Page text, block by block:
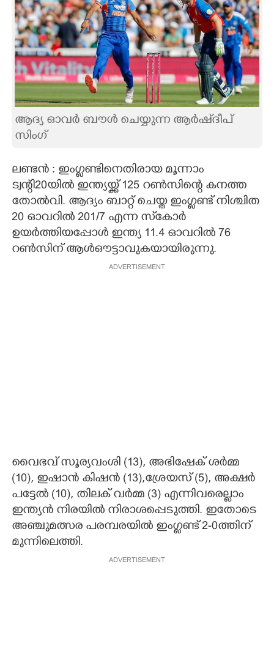
INFO+
ART
ASTRO
CARTOONS
ZOOM
CONTACT US
ആദ്യ ഓവർ ബൗൾ ചെയ്യുന്ന ആർഷ്‌ദീപ്
സിംഗ്
ലണ്ടൻ : ഇംഗ്ളണ്ടിനെതിരായ മൂന്നാം
ട്വന്റി20യിൽ ഇന്ത്യയ്ക്ക് 125 റൺസിന്റെ കനത്ത
തോൽവി. ആദ്യം ബാറ്റ് ചെയ്ത ഇംഗ്ളണ്ട് നിശ്ചിത
20 ഓവറിൽ 201/7 എന്ന സ്‌കോർ
ഉയർത്തിയപ്പോൾ ഇന്ത്യ 11.4 ഓവറിൽ 76
റൺസിന് ആൾഔട്ടാവുകയായിരുന്നു.
ADVERTISEMENT
വൈഭവ് സൂര്യവംശി (13), അഭിഷേക് ശർമ്മ
(10), ഇഷാൻ കിഷൻ (13),ശ്രേയസ് (5), അക്ഷർ
പട്ടേൽ (10), തിലക് വർമ്മ (3) എന്നിവരെല്ലാം
ഇന്ത്യൻ നിരയിൽ നിരാശപ്പെടുത്തി. ഇതോടെ
അഞ്ചുമത്സര പരമ്പരയിൽ ഇംഗ്ളണ്ട് 2-0ത്തിന്
മുന്നിലെത്തി.
ADVERTISEMENT